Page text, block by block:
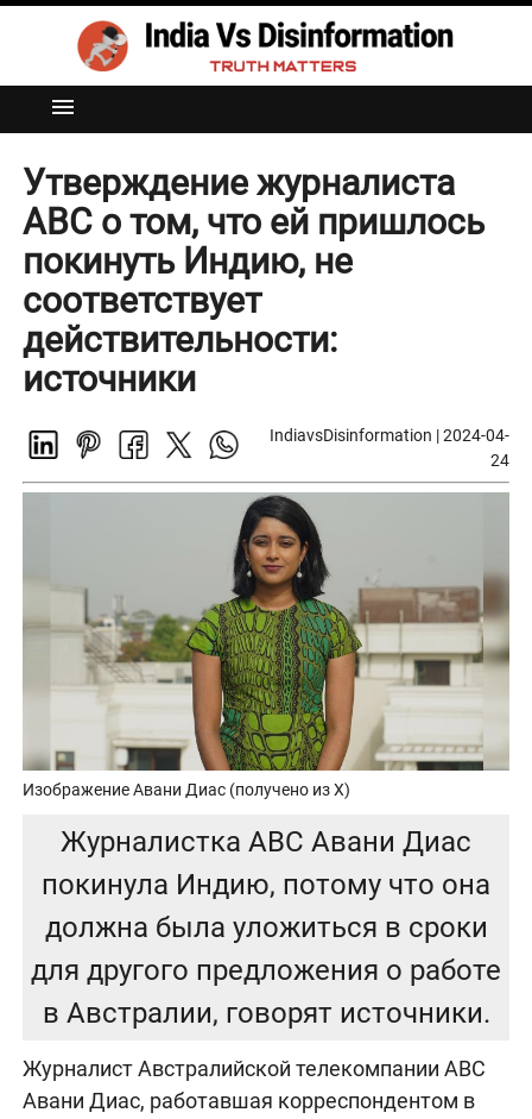
menu
Утверждение журналиста
ABC о том, что ей пришлось
покинуть Индию, не
соответствует
действительности:
источники
IndiavsDisinformation |2024-04-
24
Изображение Авани Диас (получено из X)
Журналистка ABC Авани Диас
покинула Индию, потому что она
должна была уложиться в сроки
для другого предложения о работе
в Австралии, говорят источники.
Журналист Австралийской телекомпании ABC
Авани Диас, работавшая корреспондентом в